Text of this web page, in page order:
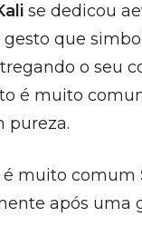
se dedicou
que
o seu
é muito
pureza.
é muito comum
após uma